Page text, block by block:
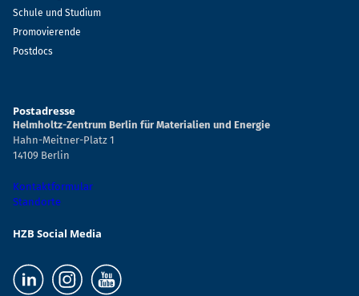
Schule und Studium
Promovierende
Postdocs
Postadresse
Helmholtz-Zentrum Berlin für Materialien und Energie
Hahn-Meitner-Platz 1
14109 Berlin
Kontaktformular
Standorte
HZB Social Media